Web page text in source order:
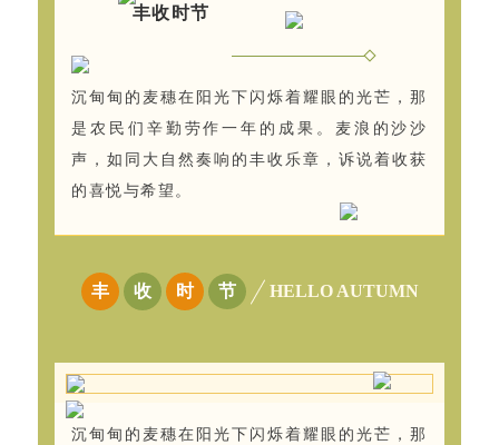
丰收时节
沉甸甸的麦穗在阳光下闪烁着耀眼的光芒，那
是农民们辛勤劳作一年的成果。麦浪的沙沙
声，如同大自然奏响的丰收乐章，诉说着收获
的喜悦与希望。
丰 收 时 节 HELLO AUTUMN
沉甸甸的麦穗在阳光下闪烁着耀眼的光芒，那